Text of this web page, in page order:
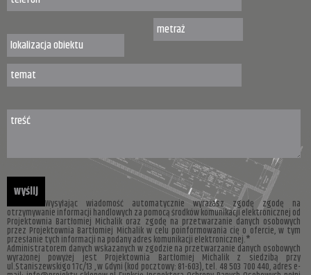
Wysyłając wiadomość automatycznie wyrażasz zgodę zgodę na
otrzymywanie informacji handlowych za pomocą środków komunikacji elektronicznej od
Projektownia Bartłomiej Michalik oraz zgodę na przetwarzanie danych osobowych
przez Projektownia Bartłomiej Michalik w celu poinformowania cię o ofercie, w tym
przesłanie tych informacji na podany adres komunikacji elektronicznej.*
Administratorem danych wskazanych w zgodzie na przetwarzanie danych osobowych
wyrażonej powyżej jest Projektownia Bartłomiej Michalik z siedzibą przy
ul.Staniszewskigo 17c/13 , w Gdyni (kod pocztowy: 81-603), tel. 48 503 700 440, adres e-